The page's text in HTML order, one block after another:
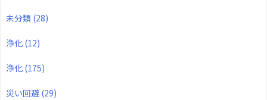
未分類 (28)
浄化 (12)
浄化 (175)
災い回避 (29)